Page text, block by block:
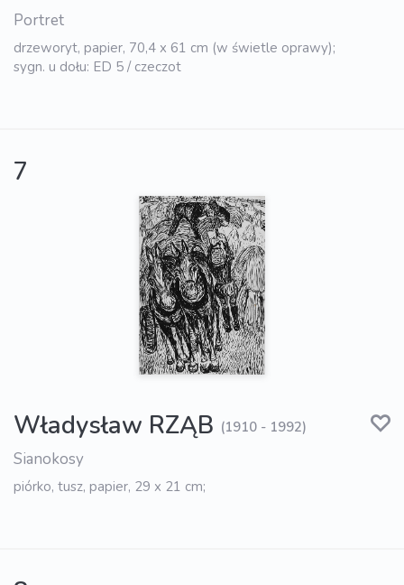
Portret
drzeworyt, papier, 70,4 x 61 cm (w świetle oprawy);
sygn. u dołu: ED 5 / czeczot
7
Władysław RZĄB (1910 - 1992)
Sianokosy
piórko, tusz, papier, 29 x 21 cm;